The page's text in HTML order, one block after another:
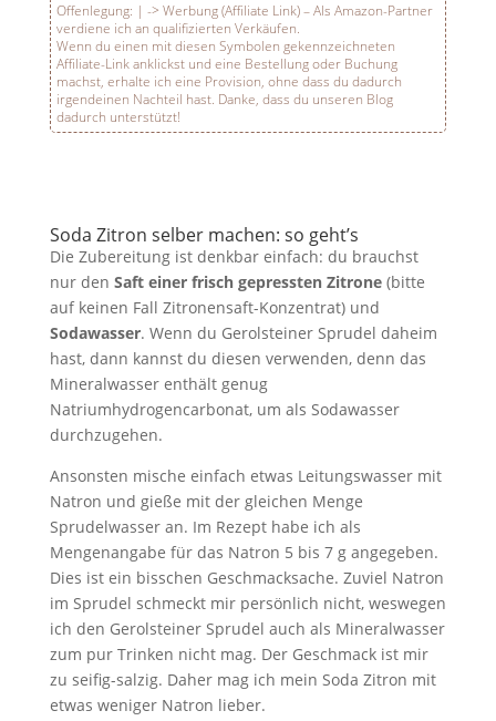
Offenlegung: | -> Werbung (Affiliate Link) – Als Amazon-Partner
verdiene ich an qualifizierten Verkäufen.
Wenn du einen mit diesen Symbolen gekennzeichneten
Affiliate-Link anklickst und eine Bestellung oder Buchung
machst, erhalte ich eine Provision, ohne dass du dadurch
irgendeinen Nachteil hast. Danke, dass du unseren Blog
dadurch unterstützt!
Soda Zitron selber machen: so geht’s
Die Zubereitung ist denkbar einfach: du brauchst
nur den Saft einer frisch gepressten Zitrone(bitte
auf keinen Fall Zitronensaft-Konzentrat) und
Sodawasser. Wenn du Gerolsteiner Sprudel daheim
hast, dann kannst du diesen verwenden, denn das
Mineralwasser enthält genug
Natriumhydrogencarbonat, um als Sodawasser
durchzugehen.
Ansonsten mische einfach etwas Leitungswasser mit
Natron und gieße mit der gleichen Menge
Sprudelwasser an. Im Rezept habe ich als
Mengenangabe für das Natron 5 bis 7 g angegeben.
Dies ist ein bisschen Geschmacksache. Zuviel Natron
im Sprudel schmeckt mir persönlich nicht, weswegen
ich den Gerolsteiner Sprudel auch als Mineralwasser
zum pur Trinken nicht mag. Der Geschmack ist mir
zu seifig-salzig. Daher mag ich mein Soda Zitron mit
etwas weniger Natron lieber.